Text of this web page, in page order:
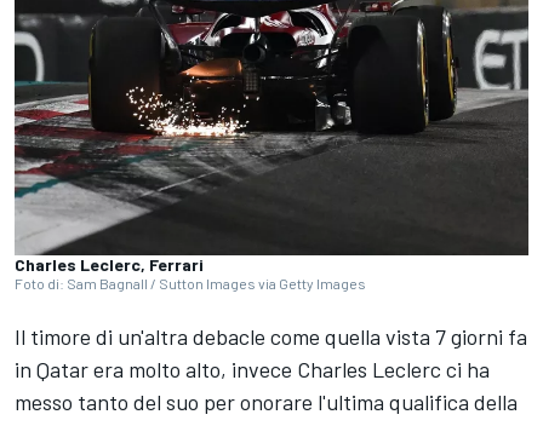
Charles Leclerc, Ferrari
Foto di: Sam Bagnall / Sutton Images via Getty Images
Il timore di un'altra debacle come quella vista 7 giorni fa
in Qatar era molto alto, invece Charles Leclerc ci ha
messo tanto del suo per onorare l'ultima qualifica della